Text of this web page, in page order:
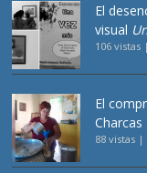
El
visual
106 vistas |
El
Charcas
88 vistas |